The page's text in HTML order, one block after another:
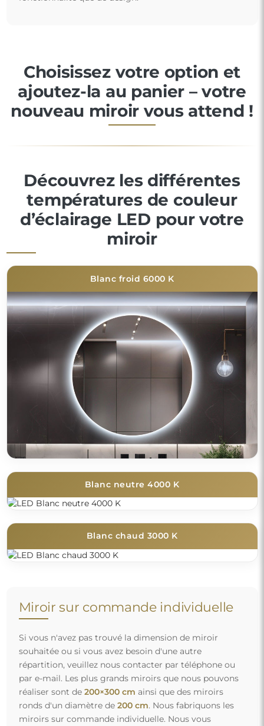
Choisissez votre option et
ajoutez-la au panier – votre
nouveau miroir vous attend !
Découvrez les différentes
températures de couleur
d’éclairage LED pour votre
miroir
Blanc froid 6000 K
Blanc neutre 4000 K
Blanc chaud 3000 K
Miroir sur commande individuelle
Si vous n'avez pas trouvé la dimension de miroir
souhaitée ou si vous avez besoin d'une autre
répartition, veuillez nous contacter par téléphone ou
par e-mail. Les plus grands miroirs que nous pouvons
réaliser sont de 200×300 cm ainsi que des miroirs
ronds d'un diamètre de 200 cm. Nous fabriquons les
miroirs sur commande individuelle. Nous vous